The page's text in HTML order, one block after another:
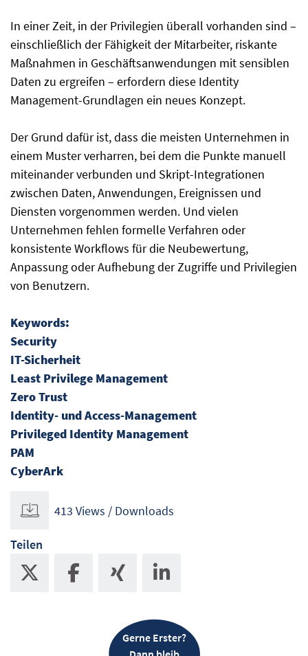
In einer Zeit, in der Privilegien überall vorhanden sind –
einschließlich der Fähigkeit der Mitarbeiter, riskante
Maßnahmen in Geschäftsanwendungen mit sensiblen
Daten zu ergreifen – erfordern diese Identity
Management-Grundlagen ein neues Konzept.
Der Grund dafür ist, dass die meisten Unternehmen in
einem Muster verharren, bei dem die Punkte manuell
miteinander verbunden und Skript-Integrationen
zwischen Daten, Anwendungen, Ereignissen und
Diensten vorgenommen werden. Und vielen
Unternehmen fehlen formelle Verfahren oder
konsistente Workflows für die Neubewertung,
Anpassung oder Aufhebung der Zugriffe und Privilegien
von Benutzern.
Keywords:
Security
IT-Sicherheit
Least Privilege Management
Zero Trust
Identity- und Access-Management
Privileged Identity Management
PAM
CyberArk
413 Views / Downloads
Teilen
Gerne Erster?